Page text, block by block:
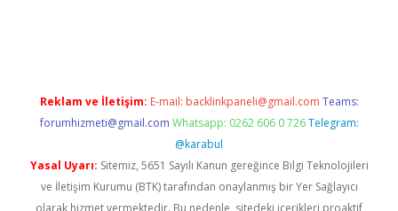
Reklam ve İletişim: E-mail: backlinkpaneli@gmail.com Teams:
forumhizmeti@gmail.com Whatsapp: 0262 606 0 726 Telegram:
@karabul
Yasal Uyarı: Sitemiz, 5651 Sayılı Kanun gereğince Bilgi Teknolojileri
ve İletişim Kurumu (BTK) tarafından onaylanmış bir Yer Sağlayıcı
olarak hizmet vermektedir. Bu nedenle, sitedeki içerikleri proaktif